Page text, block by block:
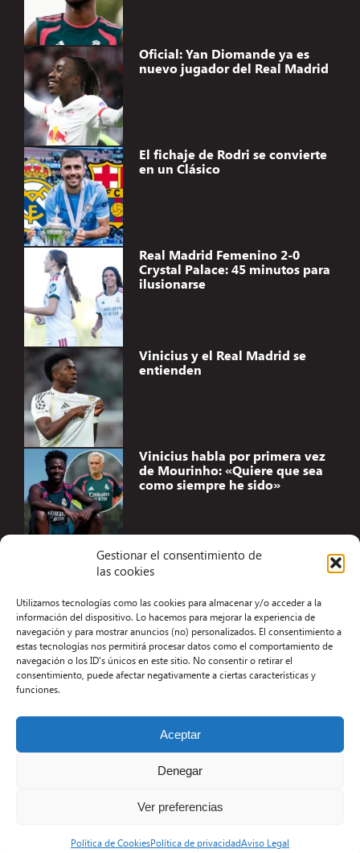
Gestionar el consentimiento de
las cookies
Utilizamos tecnologías como las cookies para almacenar y/o acceder a la
información del dispositivo. Lo hacemos para mejorar la experiencia de
navegación y para mostrar anuncios (no) personalizados. El consentimiento a
estas tecnologías nos permitirá procesar datos como el comportamiento de
navegación o los ID's únicos en este sitio. No consentir o retirar el
consentimiento, puede afectar negativamente a ciertas características y
funciones.
Aceptar
Denegar
Ver preferencias
Política de CookiesPolítica de privacidadAviso Legal
Oficial: Yan Diomande ya es
nuevo jugador del Real Madrid
El fichaje de Rodri se convierte
en un Clásico
Real Madrid Femenino 2-0
Crystal Palace: 45 minutos para
ilusionarse
Vinicius y el Real Madrid se
entienden
Vinicius habla por primera vez
de Mourinho: «Quiere que sea
como siempre he sido»
Aviso Legal
Términos y condiciones
Política de privacidad
Contacto
Desarrollo Web por Kiwop